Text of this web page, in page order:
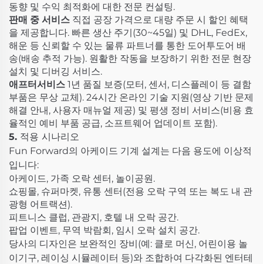
동향 및 수익 최적화에 대한 전문 컨설팅.
판매 중 서비스 직접 공장 가격으로 대량 주문 시 할인 혜택
을 제공합니다. 빠른 생산 주기(30~45일) 및 DHL, FedEx,
해운 등 신뢰할 수 있는 물류 파트너를 통한 도어투도어 배
송(배송 추적 가능). 원활한 작동을 보장하기 위한 전문 현장
설치 및 디버깅 서비스.
애프터서비스 1년 품질 보증(모터, 센서, 디스플레이 등 결함
부품은 무상 교체). 24시간 온라인 기술 지원(영상 기반 문제
해결 안내, 사용자 매뉴얼 제공) 및 평생 정비 서비스(비용 효
율적인 예비 부품 공급, 소프트웨어 업데이트 포함).
5. 적용 시나리오
Fun Forward의 아케이드 기계 설계는 다음 용도에 이상적
입니다:
아케이드, 가족 오락 센터, 놀이공원.
쇼핑몰, 슈퍼마켓, 유통 센터(전용 오락 구역 또는 복도 내 관
광형 어트랙션).
피트니스 클럽, 관광지, 호텔 내 오락 공간.
팝업 이벤트, 무역 박람회, 임시 오락 설치 공간.
당사의 디자인은 보완적인 장비(예: 클로 머신, 어린이용 놀
이기구, 레이싱 시뮬레이터 등)와 조합하여 다각화된 엔터테